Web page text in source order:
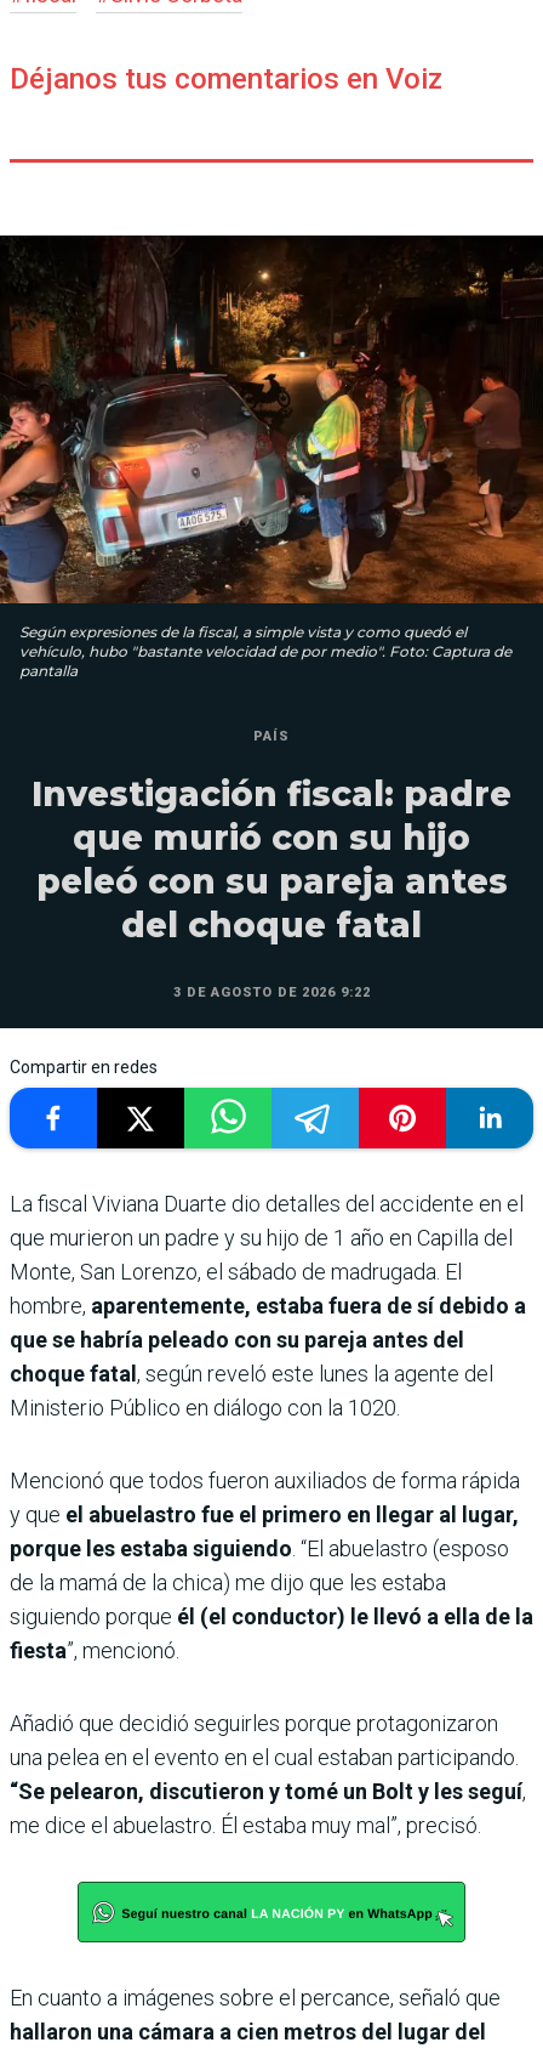
Déjanos tus comentarios en Voiz
Según expresiones de la fiscal, a simple vista y como quedó el
vehículo, hubo "bastante velocidad de por medio". Foto: Captura de
pantalla
PAÍS
Investigación fiscal: padre
que murió con su hijo
peleó con su pareja antes
del choque fatal
3 DE AGOSTO DE 2026 9:22
Compartir en redes
La fiscal Viviana Duarte dio detalles del accidente en el
que murieron un padre y su hijo de 1 año en Capilla del
Monte, San Lorenzo, el sábado de madrugada. El
hombre, aparentemente, estaba fuera de sí debido a
que se habría peleado con su pareja antes del
choque fatal , según reveló este lunes la agente del
Ministerio Público en diálogo con la 1020.
Mencionó que todos fueron auxiliados de forma rápida
y que el abuelastro fue el primero en llegar al lugar,
porque les estaba siguiendo . “El abuelastro (esposo
de la mamá de la chica) me dijo que les estaba
siguiendo porque él (el conductor) le llevó a ella de la
fiesta”, mencionó.
Añadió que decidió seguirles porque protagonizaron
una pelea en el evento en el cual estaban participando.
“Se pelearon, discutieron y tomé un Bolt y les seguí,
me dice el abuelastro. Él estaba muy mal”, precisó.
En cuanto a imágenes sobre el percance, señaló que
hallaron una cámara a cien metros del lugar del